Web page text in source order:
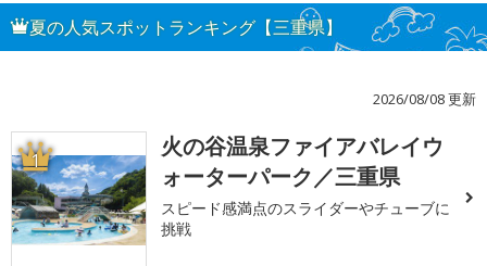
夏の人気スポットランキング【三重県】
2026/08/08 更新
1
火の谷温泉ファイアバレイウ
ォーターパーク／三重県
スピード感満点のスライダーやチューブに
挑戦